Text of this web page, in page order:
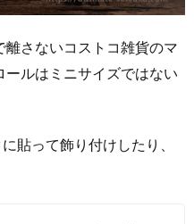
さないコストコ雑貨のマ
ルはミニサイズではない
貼って飾り付けしたり、